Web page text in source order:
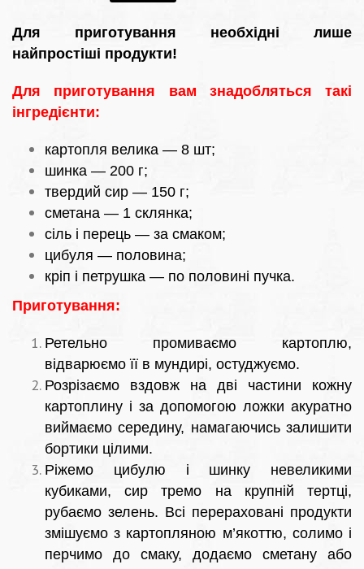
Для приготування необхідні лише
найпростіші продукти!
Для приготування вам знадобляться такі
інгредієнти:
картопля велика — 8 шт;
шинка — 200 г;
твердий сир — 150 г;
сметана — 1 склянка;
сіль і перець — за смаком;
цибуля — половина;
кріп і петрушка — по половині пучка.
Приготування:
Ретельно промиваємо картоплю,
відварюємо її в мундирі, остуджуємо.
Розрізаємо вздовж на дві частини кожну
картоплину і за допомогою ложки акуратно
виймаємо середину, намагаючись залишити
бортики цілими.
Ріжемо цибулю і шинку невеликими
кубиками, сир тремо на крупній тертці,
рубаємо зелень. Всі перераховані продукти
змішуємо з картопляною м’якоттю, солимо і
перчимо до смаку, додаємо сметану або